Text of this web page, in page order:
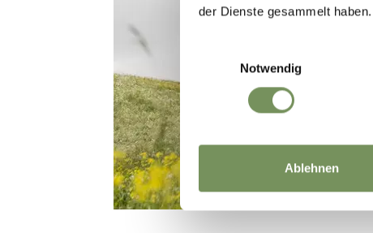
der Dienste gesammelt haben.
Notwendig
Ablehnen